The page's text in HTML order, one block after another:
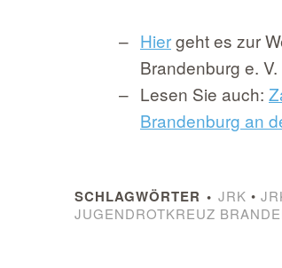
Hiergeht es zur
Brandenburg e. V.
Lesen Sie auch:
Brandenburg an
SCHLAGWÖRTER JRK •
JUGENDROTKREUZ